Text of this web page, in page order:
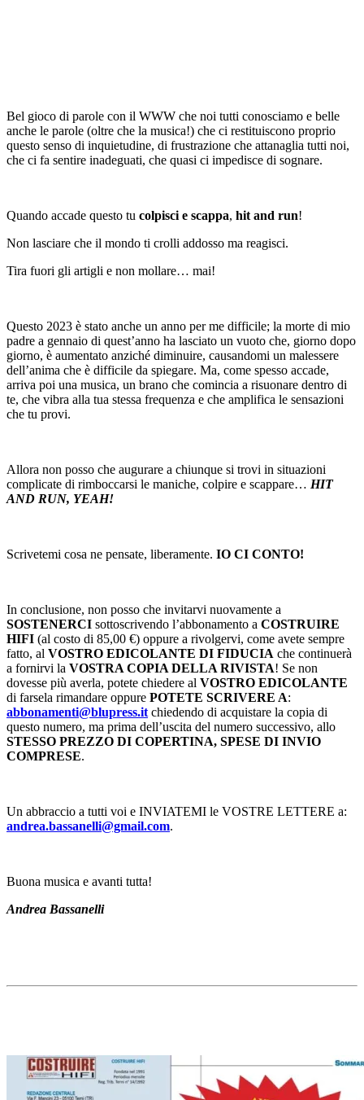
Bel gioco di parole con il WWW che noi tutti conosciamo e belle
anche le parole (oltre che la musica!) che ci restituiscono proprio
questo senso di inquietudine, di frustrazione che attanaglia tutti noi,
che ci fa sentire inadeguati, che quasi ci impedisce di sognare.
Quando accade questo tu colpisci e scappa, hit and run!
Non lasciare che il mondo ti crolli addosso ma reagisci.
Tira fuori gli artigli e non mollare… mai!
Questo 2023 è stato anche un anno per me difficile; la morte di mio
padre a gennaio di quest’anno ha lasciato un vuoto che, giorno dopo
giorno, è aumentato anziché diminuire, causandomi un malessere
dell’anima che è difficile da spiegare. Ma, come spesso accade,
arriva poi una musica, un brano che comincia a risuonare dentro di
te, che vibra alla tua stessa frequenza e che amplifica le sensazioni
che tu provi.
Allora non posso che augurare a chiunque si trovi in situazioni
complicate di rimboccarsi le maniche, colpire e scappare… HIT
AND RUN, YEAH!
Scrivetemi cosa ne pensate, liberamente. IO CI CONTO!
In conclusione, non posso che invitarvi nuovamente a
SOSTENERCI sottoscrivendo l’abbonamento a COSTRUIRE
HIFI (al costo di 85,00 €) oppure a rivolgervi, come avete sempre
fatto, al VOSTRO EDICOLANTE DI FIDUCIA che continuerà
a fornirvi la VOSTRA COPIA DELLA RIVISTA! Se non
dovesse più averla, potete chiedere al VOSTRO EDICOLANTE
di farsela rimandare oppure POTETE SCRIVERE A:
abbonamenti@blupress.it chiedendo di acquistare la copia di
questo numero, ma prima dell’uscita del numero successivo, allo
STESSO PREZZO DI COPERTINA, SPESE DI INVIO
COMPRESE.
Un abbraccio a tutti voi e INVIATEMI le VOSTRE LETTERE a:
andrea.bassanelli@gmail.com.
Buona musica e avanti tutta!
Andrea Bassanelli